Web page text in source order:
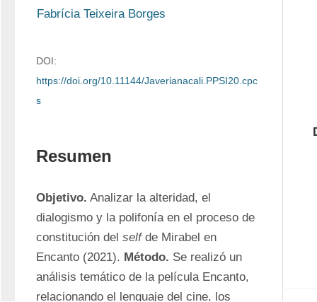
Fabrícia Teixeira Borges
DOI:
https://doi.org/10.11144/Javerianacali.PPSI20.cpc
s
Resumen
Objetivo. Analizar la alteridad, el
dialogismo y la polifonía en el proceso de
constitución del self de Mirabel en
Encanto (2021). Método. Se realizó un
análisis temático de la película Encanto,
relacionando el lenguaje del cine, los